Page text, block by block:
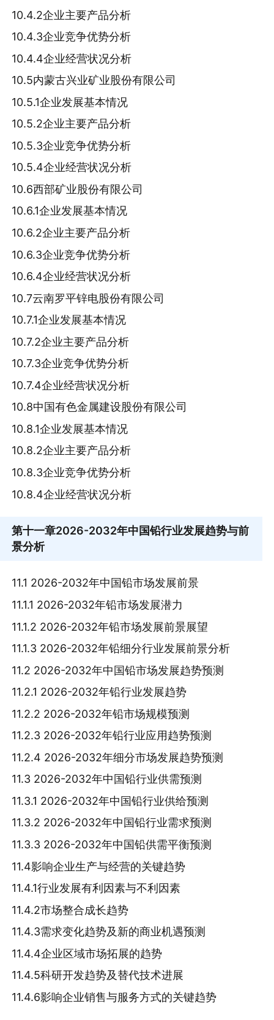
10.4.2企业主要产品分析
10.4.3企业竞争优势分析
10.4.4企业经营状况分析
10.5内蒙古兴业矿业股份有限公司
10.5.1企业发展基本情况
10.5.2企业主要产品分析
10.5.3企业竞争优势分析
10.5.4企业经营状况分析
10.6西部矿业股份有限公司
10.6.1企业发展基本情况
10.6.2企业主要产品分析
10.6.3企业竞争优势分析
10.6.4企业经营状况分析
10.7云南罗平锌电股份有限公司
10.7.1企业发展基本情况
10.7.2企业主要产品分析
10.7.3企业竞争优势分析
10.7.4企业经营状况分析
10.8中国有色金属建设股份有限公司
10.8.1企业发展基本情况
10.8.2企业主要产品分析
10.8.3企业竞争优势分析
10.8.4企业经营状况分析
第十一章2026-2032年中国铅行业发展趋势与前
景分析
11.1 2026-2032年中国铅市场发展前景
11.1.1 2026-2032年铅市场发展潜力
11.1.2 2026-2032年铅市场发展前景展望
11.1.3 2026-2032年铅细分行业发展前景分析
11.2 2026-2032年中国铅市场发展趋势预测
11.2.1 2026-2032年铅行业发展趋势
11.2.2 2026-2032年铅市场规模预测
11.2.3 2026-2032年铅行业应用趋势预测
11.2.4 2026-2032年细分市场发展趋势预测
11.3 2026-2032年中国铅行业供需预测
11.3.1 2026-2032年中国铅行业供给预测
11.3.2 2026-2032年中国铅行业需求预测
11.3.3 2026-2032年中国铅供需平衡预测
11.4影响企业生产与经营的关键趋势
11.4.1行业发展有利因素与不利因素
11.4.2市场整合成长趋势
11.4.3需求变化趋势及新的商业机遇预测
11.4.4企业区域市场拓展的趋势
11.4.5科研开发趋势及替代技术进展
11.4.6影响企业销售与服务方式的关键趋势